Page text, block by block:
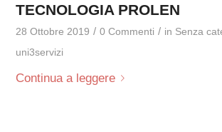
TECNOLOGIA PROLEN
28 Ottobre 2019 / 0 Commenti / in Senza
uni3servizi
Continua a leggere